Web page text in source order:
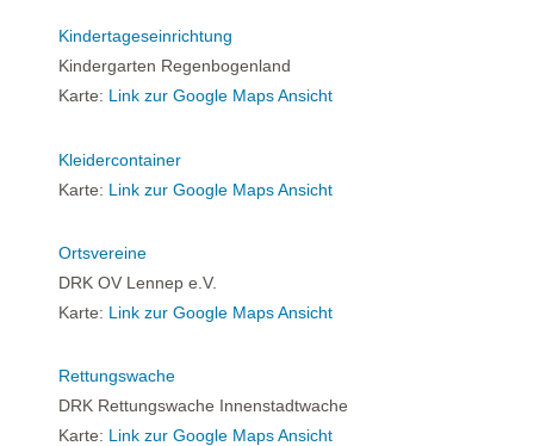
Kindertageseinrichtung
Kindergarten Regenbogenland
Karte: Link zur Google Maps Ansicht
Kleidercontainer
Karte: Link zur Google Maps Ansicht
Ortsvereine
DRK OV Lennep e.V.
Karte: Link zur Google Maps Ansicht
Rettungswache
DRK Rettungswache Innenstadtwache
Karte: Link zur Google Maps Ansicht